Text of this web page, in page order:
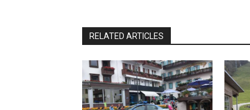
RELATED ARTICLES